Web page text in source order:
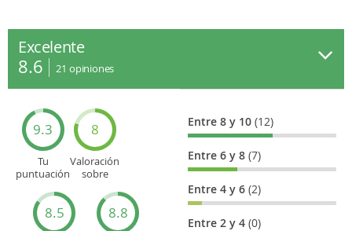
Excelente
8.6 21 opiniones
9.3
Tu
puntuación
8
Valoración
sobre
8.5 8.8
Entre 8 y 10(12)
Entre 6 y 8(7)
Entre 4 y 6(2)
Entre 2 y 4(0)